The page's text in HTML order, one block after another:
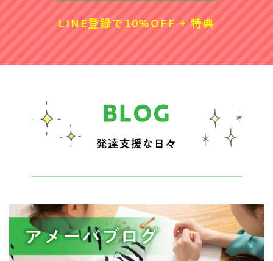
LINE登録で10%OFF + 特典